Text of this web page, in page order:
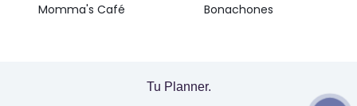
Momma's Café
Bonachones
Tu Planner.